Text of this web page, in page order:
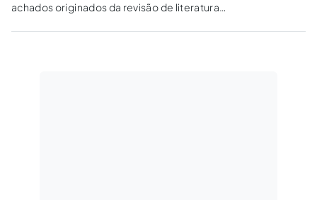
achados originados da revisão de literatura
como objetivos discutir se o direito à